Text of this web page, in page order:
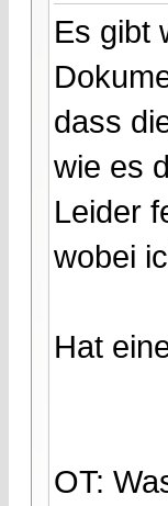
Es gibt
dass
wie es
Leider
wobei
Hat
OT: